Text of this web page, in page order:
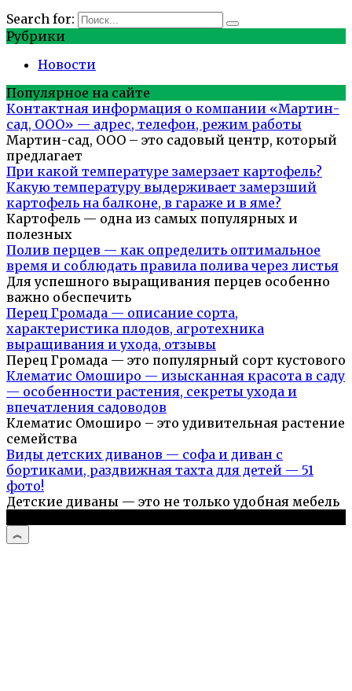
Search for:
Рубрики
Новости
Популярное на сайте
Контактная информация о компании «Мартин-
сад, ООО» — адрес, телефон, режим работы
Мартин-сад, ООО – это садовый центр, который
предлагает
При какой температуре замерзает картофель?
Какую температуру выдерживает замерзший
картофель на балконе, в гараже и в яме?
Картофель — одна из самых популярных и
полезных
Полив перцев — как определить оптимальное
время и соблюдать правила полива через листья
Для успешного выращивания перцев особенно
важно обеспечить
Перец Громада — описание сорта,
характеристика плодов, агротехника
выращивания и ухода, отзывы
Перец Громада — это популярный сорт кустового
Клематис Омоширо — изысканная красота в саду
— особенности растения, секреты ухода и
впечатления садоводов
Клематис Омоширо – это удивительная растение
семейства
Виды детских диванов — софа и диван с
бортиками, раздвижная тахта для детей — 51
фото!
Детские диваны — это не только удобная мебель